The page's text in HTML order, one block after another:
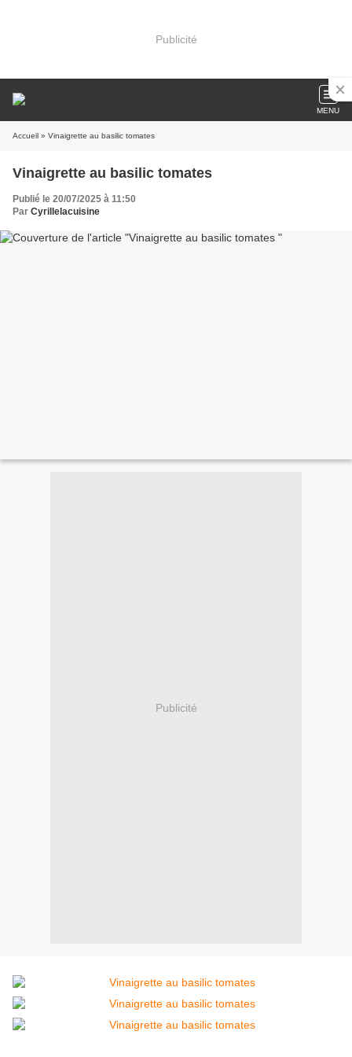
Publicité
MENU
Accueil » Vinaigrette au basilic tomates
Vinaigrette au basilic tomates
Publié le 20/07/2025 à 11:50
Par Cyrillelacuisine
Publicité